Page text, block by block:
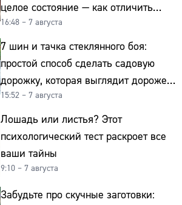
целое состояние — как отличить
подделку от мельхиора
16:48 – 7 августа
7 шин и тачка стеклянного боя:
простой способ сделать садовую
дорожку, которая выглядит дороже
гранита
15:52 – 7 августа
Лошадь или листья? Этот
психологический тест раскроет все
ваши тайны
9:10 – 7 августа
Забудьте про скучные заготовки: